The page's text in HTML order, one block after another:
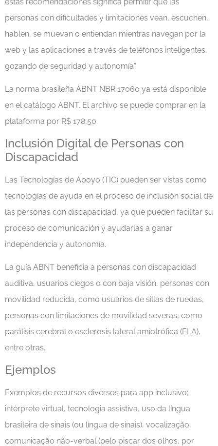
personas con dificultades y limitaciones vean, escuchen,
hablen, se muevan o entiendan mientras navegan por la
web y las aplicaciones a través de teléfonos inteligentes,
gozando de seguridad y autonomía”.
La norma brasileña ABNT NBR 17060 ya está disponible
en el catálogo ABNT. El archivo se puede comprar en la
plataforma por R$ 178,50.
Inclusión Digital de Personas con
Discapacidad
Las Tecnologías de Apoyo (TIC) pueden ser vistas como
tecnologías de ayuda en el proceso de inclusión social de
las personas con discapacidad, ya que pueden facilitar su
proceso de comunicación y ayudarlas a ganar
independencia y autonomía.
La guía ABNT beneficia a personas con discapacidad
auditiva, usuarios ciegos o con baja visión, personas con
movilidad reducida, como usuarios de sillas de ruedas,
personas con limitaciones de movilidad severas, como
parálisis cerebral o esclerosis lateral amiotrófica (ELA),
entre otras.
Ejemplos
Exemplos de recursos diversos para app inclusivo:
intérprete virtual, tecnologia assistiva, uso da língua
brasileira de sinais (ou língua de sinais), vocalização,
comunicação não-verbal (pelo piscar dos olhos, por